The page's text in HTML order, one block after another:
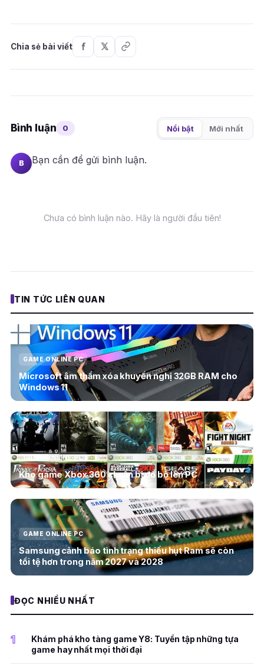
Chia sẻ bài viết
Bình luận 0 Nổi bật Mới nhất
B Bạn cần để gửi bình luận.
Chưa có bình luận nào. Hãy là người đầu tiên!
TIN TỨC LIÊN QUAN
GAME ONLINE PC
Microsoft âm thầm xóa khuyến nghị 32GB RAM cho
Windows 11
GAME ONLINE PC
Kho game Xbox 360 chuẩn bị đổ bộ lên PC
GAME ONLINE PC
Samsung cảnh báo tình trạng thiếu hụt Ram sẽ còn
tồi tệ hơn trong năm 2027 và 2028
ĐỌC NHIỀU NHẤT
1
Khám phá kho tàng game Y8: Tuyển tập những tựa
game hay nhất mọi thời đại